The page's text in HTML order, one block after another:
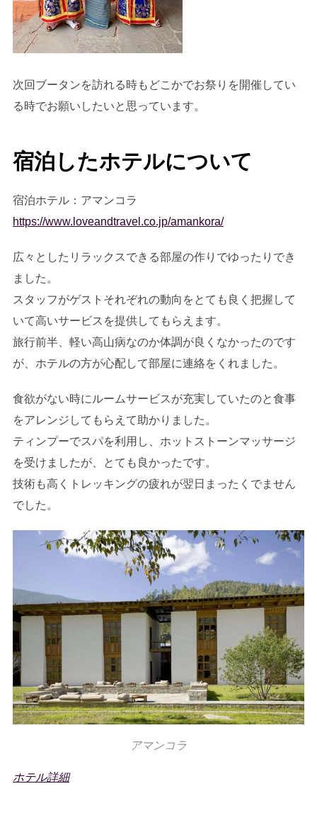
次回ブータンを訪れる時もどこかでお祭りを開催してい
る時でお願いしたいと思っています。
宿泊したホテルについて
宿泊ホテル：アマンコラ
https://www.loveandtravel.co.jp/amankora/
広々としたリラックスできる部屋の作りでゆったりでき
ました。
スタッフがゲストそれぞれの動向をとても良く把握して
いて高いサービスを提供してもらえます。
旅行前半、軽い高山病なのか体調が良くなかったのです
が、ホテルの方が心配して部屋に連絡をくれました。
食欲がない時にルームサービスが充実していたのと食事
をアレンジしてもらえて助かりました。
ティンプーでスパを利用し、ホットストーンマッサージ
を受けましたが、とても良かったです。
技術も高くトレッキングの疲れが翌日まったくでません
でした。
アマンコラ
ホテル詳細